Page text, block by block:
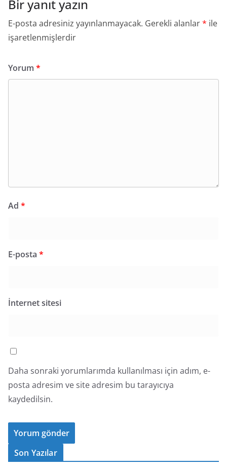
Bir yanıt yazın
E-posta adresiniz yayınlanmayacak. Gerekli alanlar* ile
işaretlenmişlerdir
Yorum *
Ad *
E-posta *
İnternet sitesi
Daha sonraki yorumlarımda kullanılması için adım, e-
posta adresim ve site adresim bu tarayıcıya
kaydedilsin.
Son Yazılar